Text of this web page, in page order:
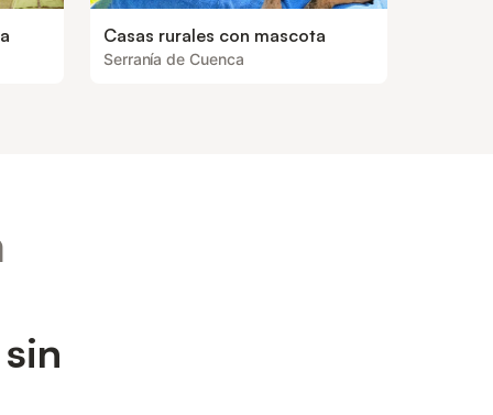
Casas rurales con mascota
Serranía de Cuenca